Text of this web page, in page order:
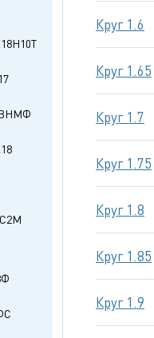
Круг 1.6
Круг 1.65
Круг 1.7
Круг 1.75
Круг 1.8
Круг 1.85
Круг 1.9